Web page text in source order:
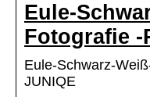
Eule-
Fotografie -
Eule-Schwarz-
JUNIQE